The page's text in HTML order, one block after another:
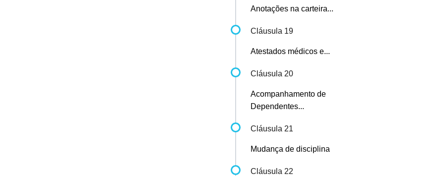
Anotações na carteira...
Cláusula 19
Atestados médicos e...
Cláusula 20
Acompanhamento de
Dependentes...
Cláusula 21
Mudança de disciplina
Cláusula 22